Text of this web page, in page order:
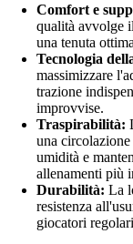
Comfort e
qualità avvolge
una tenuta
Tecnologia
massimizzare
trazione
improvvise.
Traspirabilità:
una
umidità e
allenamenti più
Durabilità: La
resistenza
giocatori